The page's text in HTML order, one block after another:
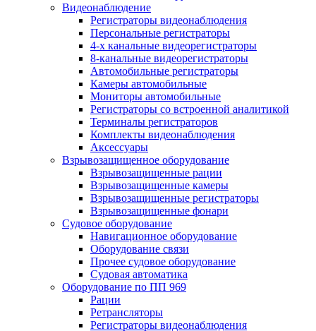
Видеонаблюдение
Регистраторы видеонаблюдения
Персональные регистраторы
4-х канальные видеорегистраторы
8-канальные видеорегистраторы
Автомобильные регистраторы
Камеры автомобильные
Мониторы автомобильные
Регистраторы со встроенной аналитикой
Терминалы регистраторов
Комплекты видеонаблюдения
Аксессуары
Взрывозащищенное оборудование
Взрывозащищенные рации
Взрывозащищенные камеры
Взрывозащищенные регистраторы
Взрывозащищенные фонари
Судовое оборудование
Навигационное оборудование
Оборудование связи
Прочее судовое оборудование
Судовая автоматика
Оборудование по ПП 969
Рации
Ретрансляторы
Регистраторы видеонаблюдения